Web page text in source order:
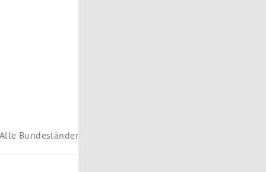
Alle Bundesländer